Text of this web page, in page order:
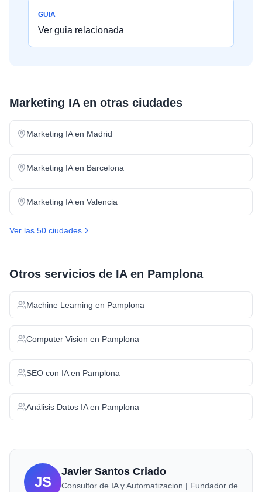
GUIA
Ver guia relacionada
Marketing IAen otras ciudades
Marketing IAen Madrid
Marketing IAen Barcelona
Marketing IAen Valencia
Ver las 50 ciudades
Otros servicios de IA en Pamplona
Machine Learning en Pamplona
Computer Vision en Pamplona
SEO con IAen Pamplona
Análisis Datos IAen Pamplona
JS
Javier Santos Criado
Consultor de IA y Automatizacion | Fundador de